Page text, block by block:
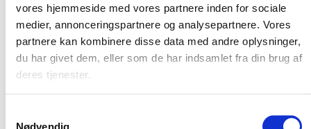
vores hjemmeside med vores partnere inden for sociale
medier, annonceringspartnere og analysepartnere. Vores
partnere kan kombinere disse data med andre oplysninger,
du har givet dem, eller som de har indsamlet fra din brug af
deres tjenester.
Nødvendig
NYHED NYHED